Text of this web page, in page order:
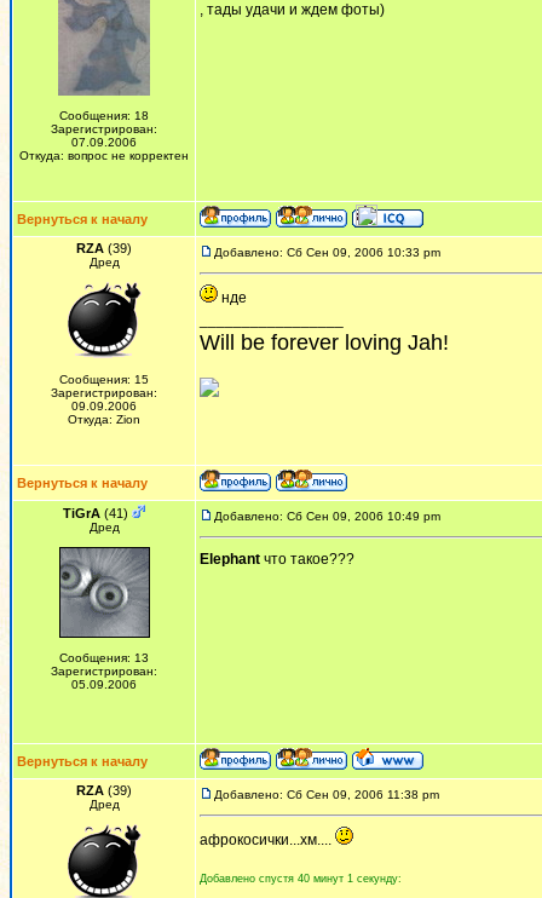
Сообщения: 18
Зарегистрирован:
07.09.2006
Откуда: вопрос не корректен
, тады удачи и ждем фоты)
Вернуться к началу
RZA (39)
Дред
Сообщения: 15
Зарегистрирован:
09.09.2006
Откуда: Zion
Добавлено: Сб Сен 09, 2006 10:33 pm
нде
Will be forever loving Jah!
Вернуться к началу
TiGrA (41)
Дред
Сообщения: 13
Зарегистрирован:
05.09.2006
Добавлено: Сб Сен 09, 2006 10:49 pm
Elephant что такое???
Вернуться к началу
RZA (39)
Дред
Добавлено: Сб Сен 09, 2006 11:38 pm
афрокосички...хм....
Добавлено спустя 40 минут 1 секунду: